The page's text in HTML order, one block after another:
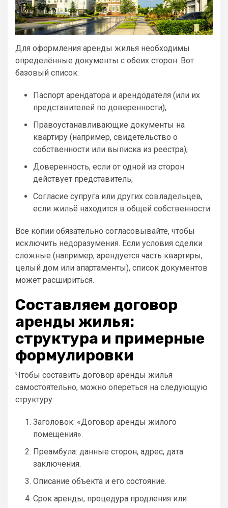
Для оформления аренды жилья необходимы
определённые документы с обеих сторон. Вот
базовый список:
Паспорт арендатора и арендодателя (или их
представителей по доверенности);
Правоустанавливающие документы на
квартиру (например, свидетельство о
собственности или выписка из реестра);
Доверенность, если от одной из сторон
действует представитель;
Согласие супруга или других совладельцев,
если жильё находится в общей собственности.
Все копии обязательно согласовывайте, чтобы
исключить недоразумения. Если условия сделки
сложные (например, арендуется часть квартиры,
целый дом или апартаменты), список документов
может расшириться.
Составляем договор
аренды жилья:
структура и примерные
формулировки
Чтобы составить договор аренды жилья
самостоятельно, можно опереться на следующую
структуру:
Заголовок: «Договор аренды жилого
помещения».
Преамбула: данные сторон, адрес, дата
заключения.
Описание объекта и его состояние.
Срок аренды, процедура продления или